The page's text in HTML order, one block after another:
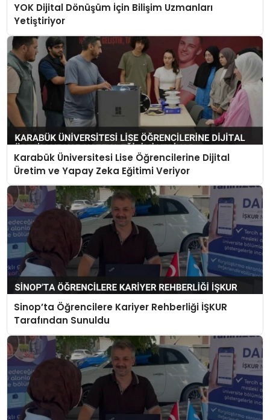
YOK Dijital Dönüşüm İçin Bilişim Uzmanları
Yetiştiriyor
Karabük Üniversitesi Lise Öğrencilerine Dijital
Üretim ve Yapay Zeka Eğitimi Veriyor
Sinop’ta Öğrencilere Kariyer Rehberliği İŞKUR
Tarafından Sunuldu